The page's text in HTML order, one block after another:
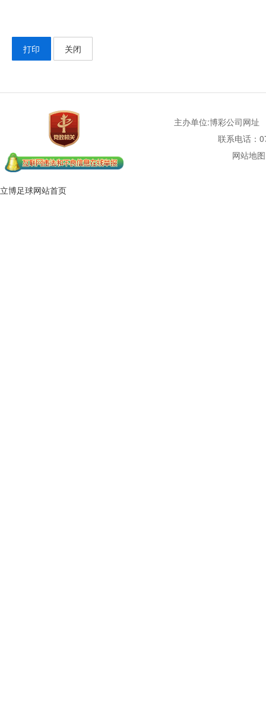
打印 关闭
主办单位:博彩公司网址
联系电话：
网站地图
立博足球网站首页